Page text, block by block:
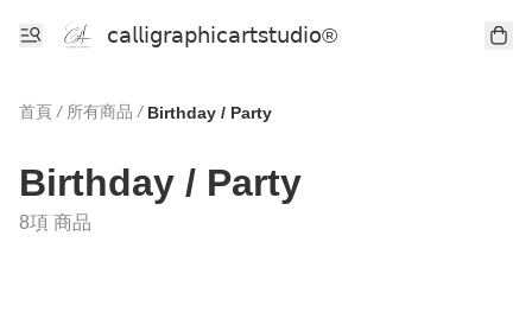
𝖼𝖺𝗅𝗅𝗂𝗀𝗋𝖺𝗉𝗁𝗂𝖼𝖺𝗋𝗍𝗌𝗍𝗎𝖽𝗂𝗈®
首頁 / 所有商品 / Birthday / Party
Birthday / Party
8項 商品